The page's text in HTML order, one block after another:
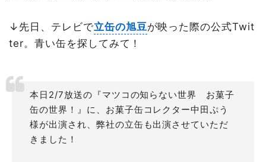
↓先日、テレビで立缶の旭豆が映った際の公式Twit
ter。青い缶を探してみて！
本日2/7放送の『マツコの知らない世界 お菓子
缶の世界！』に、お菓子缶コレクター中田ぷう
様が出演され、弊社の立缶も出演させていただ
きました！